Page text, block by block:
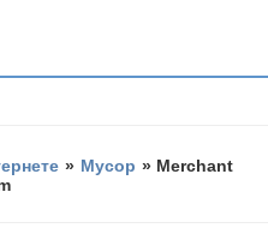
» Мусор » Merchant